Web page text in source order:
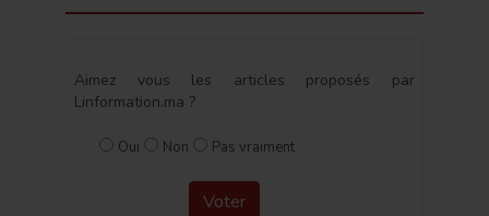
Aimez vous les articles proposés par
Linformation.ma ?
Oui Non Pas vraiment
Voter